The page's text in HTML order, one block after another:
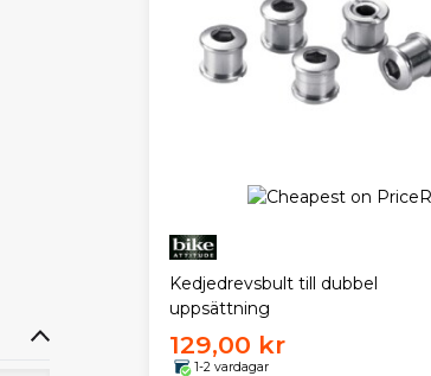
Kedjedrevsbult till dubbel
uppsättning
129,00 kr
1-2 vardagar